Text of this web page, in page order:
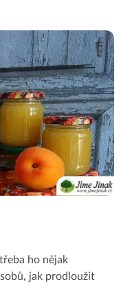
ho nějak
jak prodloužit